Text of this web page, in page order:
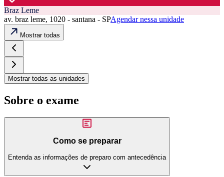
Braz Leme
av. braz leme, 1020 - santana - SPAgendar nessa unidade
Mostrar todas
Mostrar todas as unidades
Sobre o exame
Como se preparar
Entenda as informações de preparo com antecedência